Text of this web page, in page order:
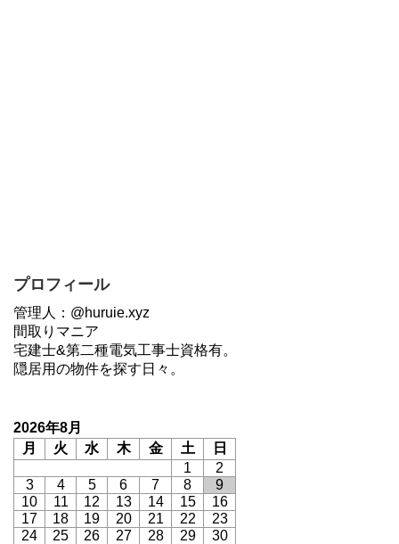
プロフィール
管理人：@huruie.xyz
間取りマニア
宅建士&第二種電気工事士資格有。
隠居用の物件を探す日々。
2026年8月
月
火 水 木 金 土
日
1
2
3
4 5 6 7 8
9
10
11 12 13 14 15
16
17
18 19 20 21 22
23
24
25 26 27 28 29 30